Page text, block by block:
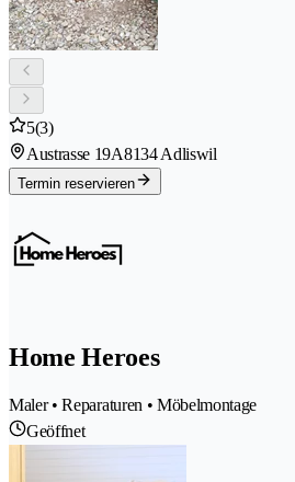
5(3)
Austrasse 19A8134 Adliswil
Termin reservieren
Home Heroes
Maler • Reparaturen • Möbelmontage
Geöffnet